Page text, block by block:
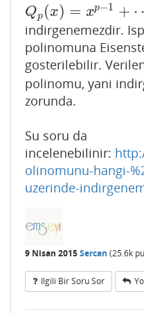
Qp (x) = xp−1 +
Qp(x)=x p− 1+⋯+ x+ 1
indirgenemezdir.
polinomuna
gosterilebilir.
polinomu, yani
zorunda.
Su soru da
incelenebilinir:
olinomunu-hangi-
uzerinde-
9 Nisan 2015Sercan (25.6k
Ilgili Bir Soru Sor